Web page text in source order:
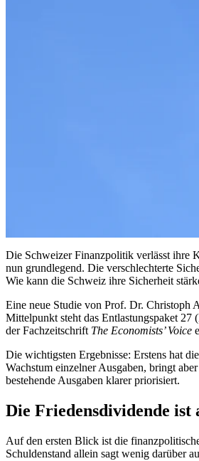
Die Schweizer Finanzpolitik verlässt ihre
nun grundlegend. Die verschlechterte
Wie kann die Schweiz ihre Sicherheit
Eine neue Studie von Prof. Dr. Christoph
Mittelpunkt steht das Entlastungspaket 27
der Fachzeitschrift The Economists’ Voice
Die wichtigsten Ergebnisse: Erstens hat
Wachstum einzelner Ausgaben, bringt
bestehende Ausgaben klarer priorisiert.
Die Friedensdividende ist
Auf den ersten Blick ist die
Schuldenstand allein sagt wenig darüber